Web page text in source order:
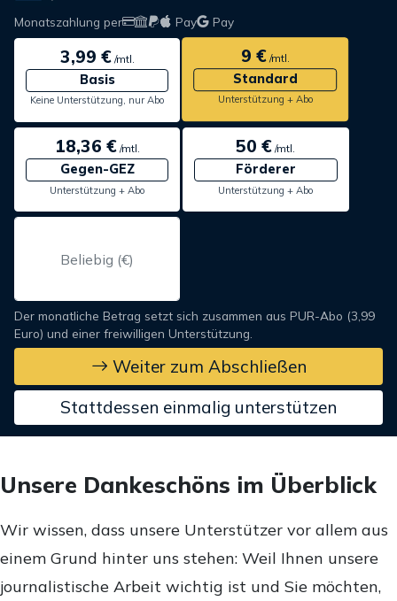
Monatszahlung per Pay Pay
3,99 €/mtl.
Basis
Keine Unterstützung, nur Abo
9 €/mtl.
Standard
Unterstützung + Abo
18,36 €/mtl.
Gegen-GEZ
Unterstützung + Abo
50 € /mtl.
Förderer
Unterstützung + Abo
Der monatliche Betrag setzt sich zusammen aus PUR-Abo (3,99
Euro) und einer freiwilligen Unterstützung.
Weiter zum Abschließen
Stattdessen einmalig unterstützen
Unsere Dankeschöns im Überblick
Wir wissen, dass unsere Unterstützer vor allem aus
einem Grund hinter uns stehen: Weil Ihnen unsere
journalistische Arbeit wichtig ist und Sie möchten,